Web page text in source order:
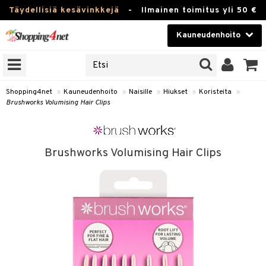
Täydellisiä kesävinkkejä - Ilmainen toimitus yli 50 €
Kauneudenhoito
Kauneudenhoito
Piilolinssit
Lelut, Lapsi & Vauva
Shopping4net » Kauneudenhoito » Naisille » Hiukset » Koristeita
»
Brushworks Volumising Hair Clips
Brushworks Volumising Hair Clips